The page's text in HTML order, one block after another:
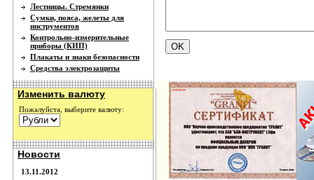
Лестницы. Стремянки
Сумки, пояса, желеты для
инструментов
Контрольно-измерительные
приборы (КИП)
Плакаты и знаки безопасности
Средства электрозащиты
Изменить валюту
Пожалуйста, выберите валюту:
Новости
13.11.2012